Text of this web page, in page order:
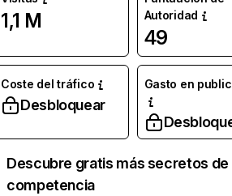
1,1 M
Autoridad
49
Coste del tráfico
Desbloquear
Gasto en
Descubre gratis más secretos de
competencia